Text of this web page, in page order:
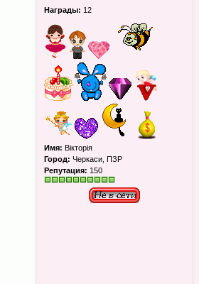
Награды: 12
Имя: Вікторія
Город: Черкаси, ПЗР
Репутация: 150